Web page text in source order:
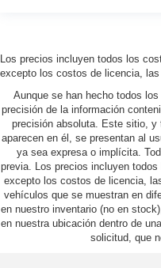
Los precios incluyen todos los
excepto los costos de licencia,
Aunque se han hecho todos
precisión de la información
precisión absoluta. Este sitio, y
aparecen en él, se presentan al
ya sea expresa o implícita.
previa. Los precios incluyen
excepto los costos de licencia,
vehículos que se muestran en
en nuestro inventario (no en
en nuestra ubicación dentro de
solicitud, que